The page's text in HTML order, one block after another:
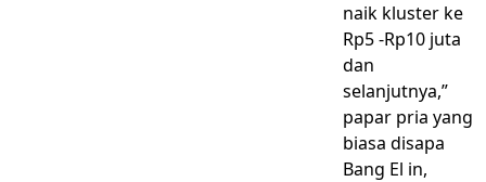
naik kluster ke
Rp5 -Rp10 juta
dan
selanjutnya,”
papar pria yang
biasa disapa
Bang El in,